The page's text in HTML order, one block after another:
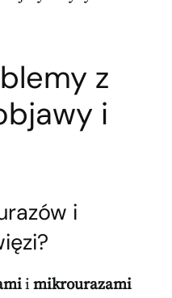
z
i
i
i mikrourazami